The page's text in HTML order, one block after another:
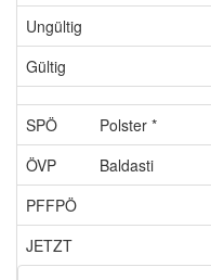
Ungültig
Gültig
SPÖ Polster *
ÖVP
Baldasti
PFFPÖ
JETZT